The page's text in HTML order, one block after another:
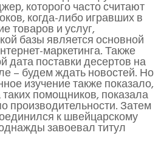
которого часто считают
когда-либо игравших в
товаров и услуг,
базы является основной
маркетинга. Также
дата поставки десертов на
– будем ждать новостей. Но
изучение также показало,
помощников, показала
производительности. Затем
к швейцарскому
завоевал титул